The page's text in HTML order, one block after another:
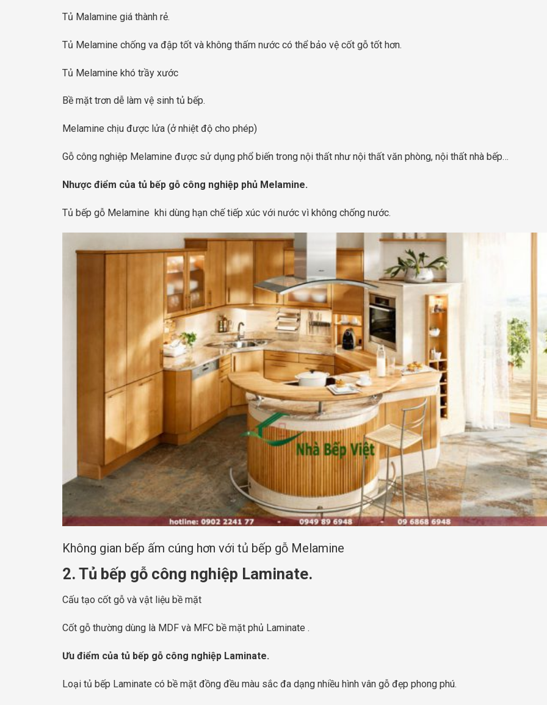
Tủ Malamine giá thành rẻ.
Tủ Melamine chống va đập tốt và không thấm nước có thể bảo vệ cốt gỗ tốt hơn.
Tủ Melamine khó trầy xước
Bề mặt trơn dễ làm vệ sinh tủ bếp.
Melamine chịu được lửa (ở nhiệt độ cho phép)
Gỗ công nghiệp Melamine được sử dụng phổ biến trong nội thất như nội thất văn phòng, nội thất nhà bếp…
Nhược điểm của tủ bếp gỗ công nghiệp phủ Melamine.
Tủ bếp gỗ Melamine khi dùng hạn chế tiếp xúc với nước vì không chống nước.
Không gian bếp ấm cúng hơn với tủ bếp gỗ Melamine
2. Tủ bếp gỗ công nghiệp Laminate.
Cấu tạo cốt gỗ và vật liệu bề mặt
Cốt gỗ thường dùng là MDF và MFC bề mặt phủ Laminate .
Ưu điểm của tủ bếp gỗ công nghiệp Laminate.
Loại tủ bếp Laminate có bề mặt đồng đều màu sắc đa dạng nhiều hình vân gỗ đẹp phong phú.